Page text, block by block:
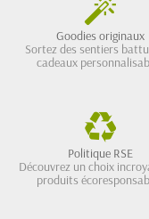
Goodies originaux
Sortez des sentiers
cadeaux
Politique RSE
Découvrez un choix
produits